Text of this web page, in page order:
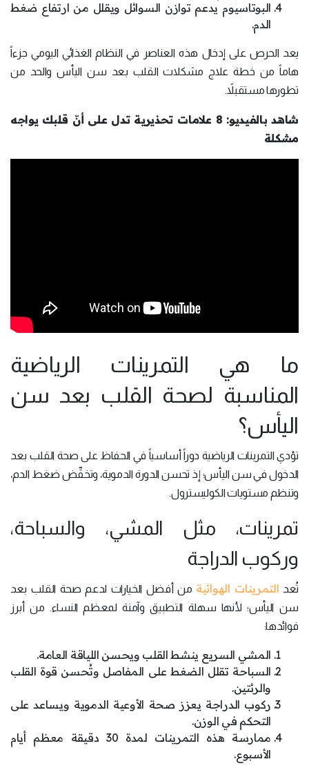
البوتاسيوم يدعم توازن السوائل ويقلل من ارتفاع ضغط
الدم.
يعد الحرص على إدخال هذه العناصر في النظام الغذائي اليومي جزءاً
هاماً من خطة علاج مشكلات القلب بعد سن اليأس والحد من
تطورها مستقبلاً.
شاهد بالفيديو: 8 علامات تحذيرية تدل على أنّ قلبك يواجه
مشكلة
ما هي التمرينات الرياضية
المناسبة لصحة القلب بعد سن
اليأس؟
تؤدي التمرينات الرياضية دوراً أساسياً في الحفاظ على صحة القلب بعد
الدخول في سن اليأس؛ إذ تحسن الدورة الدموية، وتخفِّض ضغط الدم،
وتنظم مستويات الكوليسترول.
تمرينات، مثل المشي، والسباحة،
وركوب الدراجة
تُعد التمرينات الهوائية من أفضل الخيارات لدعم صحة القلب بعد
سن اليأس؛ لأنها سهلة التطبيق وآمنة لمعظم النساء. من أبرز
فوائدها:
المشي السريع ينشط القلب ويحسن اللياقة العامة.
السباحة تقلل الضغط على المفاصل وتُحسن قوة القلب
والرئتين.
ركوب الدراجة يعزز صحة الأوعية الدموية ويساعد على
التحكم في الوزن.
ممارسة هذه التمرينات لمدة 30 دقيقة معظم أيام
الأسبوع.